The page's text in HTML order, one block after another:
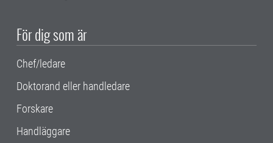
För dig som är
Chef/ledare
Doktorand eller handledare
Forskare
Handläggare